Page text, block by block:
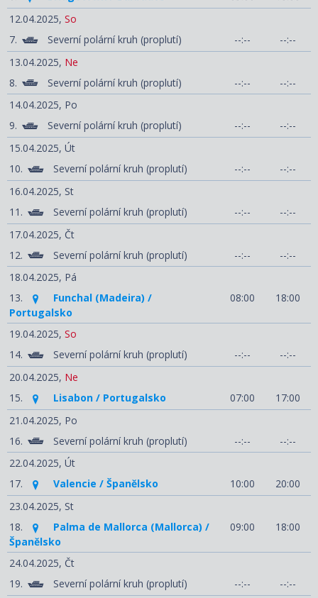
12.04.2025, So
7.
Severní polární kruh (proplutí) --:--
--:--
13.04.2025, Ne
8.
Severní polární kruh (proplutí) --:--
--:--
14.04.2025, Po
9.
Severní polární kruh (proplutí) --:--
--:--
15.04.2025, Út
10.
Severní polární kruh (proplutí) --:--
--:--
16.04.2025, St
11.
Severní polární kruh (proplutí) --:--
--:--
17.04.2025, Čt
12.
Severní polární kruh (proplutí) --:--
--:--
18.04.2025, Pá
13.
Funchal (Madeira) /
Portugalsko
08:00 18:00
19.04.2025, So
14.
Severní polární kruh (proplutí) --:--
--:--
20.04.2025, Ne
15.
Lisabon / Portugalsko 07:00
17:00
21.04.2025, Po
16.
Severní polární kruh (proplutí) --:--
--:--
22.04.2025, Út
17.
Valencie / Španělsko 10:00
20:00
23.04.2025, St
18.
Palma de Mallorca (Mallorca) /
Španělsko
09:00 18:00
24.04.2025, Čt
19.
Severní polární kruh (proplutí) --:--
--:--